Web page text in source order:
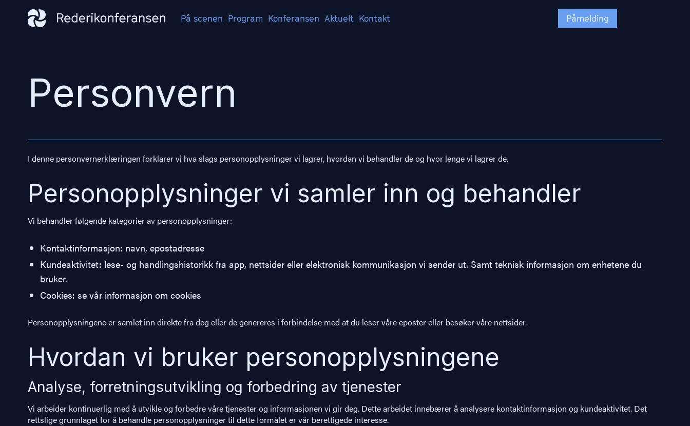
På scenen Program Konferansen Aktuelt Kontakt Påmelding
Personvern
I denne personvernerklæringen forklarer vi hva slags personopplysninger vi lagrer, hvordan vi behandler de og hvor lenge vi lagrer de.
Personopplysninger vi samler inn og behandler
Vi behandler følgende kategorier av personopplysninger:
Kontaktinformasjon: navn, epostadresse
Kundeaktivitet: lese- og handlingshistorikk fra app, nettsider eller elektronisk kommunikasjon vi sender ut. Samt teknisk informasjon om enhetene du
bruker.
Cookies: se vår informasjon om cookies
Personopplysningene er samlet inn direkte fra deg eller de genereres i forbindelse med at du leser våre eposter eller besøker våre nettsider.
Hvordan vi bruker personopplysningene
Analyse, forretningsutvikling og forbedring av tjenester
Vi arbeider kontinuerlig med å utvikle og forbedre våre tjenester og informasjonen vi gir deg. Dette arbeidet innebærer å analysere kontaktinformasjon og kundeaktivitet. Det
rettslige grunnlaget for å behandle personopplysninger til dette formålet er vår berettigede interesse.